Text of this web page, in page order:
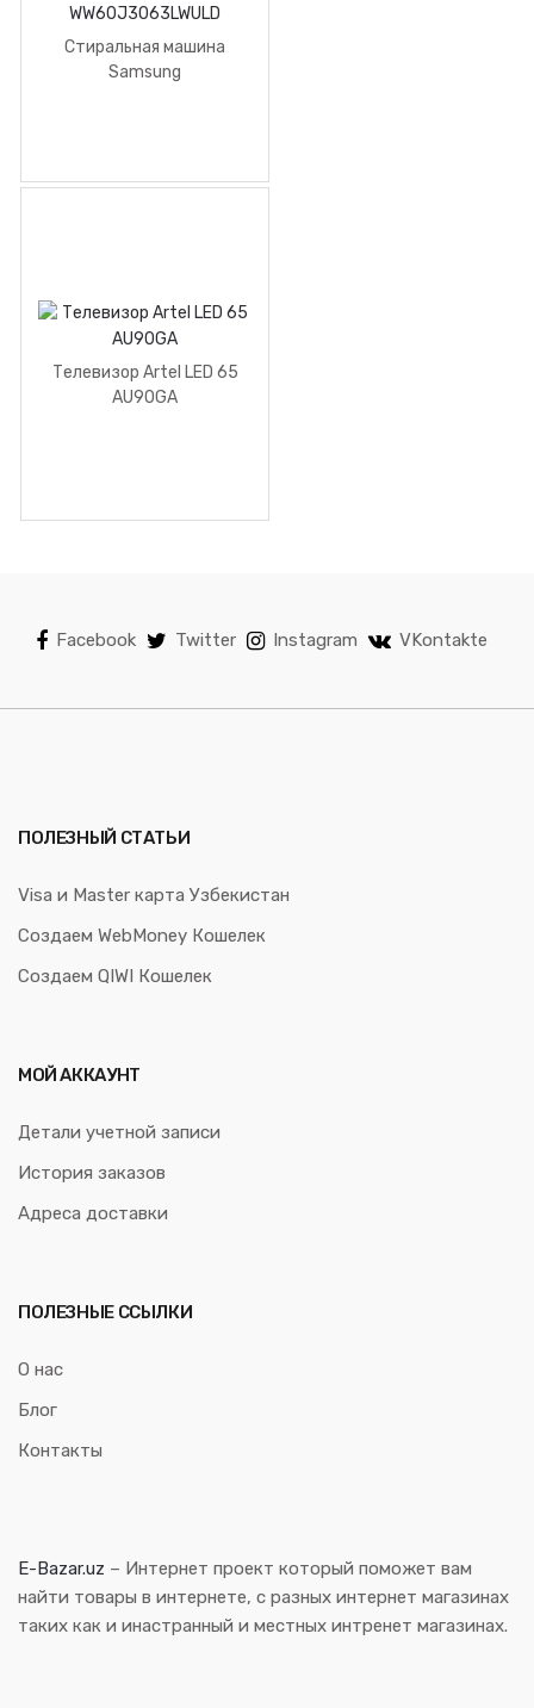
Стиральная машина
Samsung
Телевизор Artel LED 65
AU90GA
Facebook Twitter Instagram VKontakte
ПОЛЕЗНЫЙ СТАТЬИ
Visa и Master карта Узбекистан
Создаем WebMoney Кошелек
Создаем QIWI Кошелек
МОЙ АККАУНТ
Детали учетной записи
История заказов
Адреса доставки
ПОЛЕЗНЫЕ ССЫЛКИ
О нас
Блог
Контакты
E-Bazar.uz – Интернет проект который поможет вам
найти товары в интернете, с разных интернет магазинах
таких как и инастранный и местных интренет магазинах.